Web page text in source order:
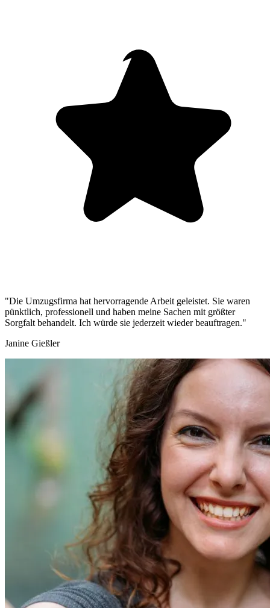
"Die Umzugsfirma hat hervorragende Arbeit geleistet. Sie waren
pünktlich, professionell und haben meine Sachen mit größter
Sorgfalt behandelt. Ich würde sie jederzeit wieder beauftragen."
Janine Gießler